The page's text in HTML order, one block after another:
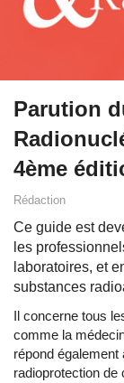
Parution
4ème
Rédaction
Ce guide est
les
laboratoires, et
substances
Il concerne tous
comme la
répond
radioprotection de